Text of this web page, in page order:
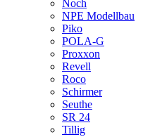
Noch
NPE Modellbau
Piko
POLA-G
Proxxon
Revell
Roco
Schirmer
Seuthe
SR 24
Tillig